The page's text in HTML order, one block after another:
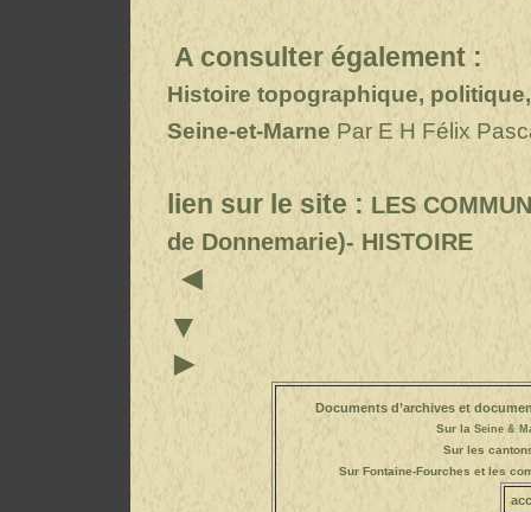
A consulter également :
Histoire topographique,
Seine-et-Marne Par E H Félix
lien sur le site : LES
de Donnemarie)- HISTOIRE
▼
►
Documents d’archives et
Sur la Seine &
Sur les
Sur Fontaine-Fourches et les